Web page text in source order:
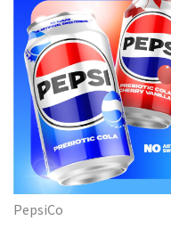
PepsiCo